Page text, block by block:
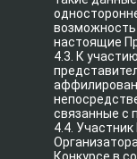
возможность
настоящие
4.3. К
связанные с
4.4.